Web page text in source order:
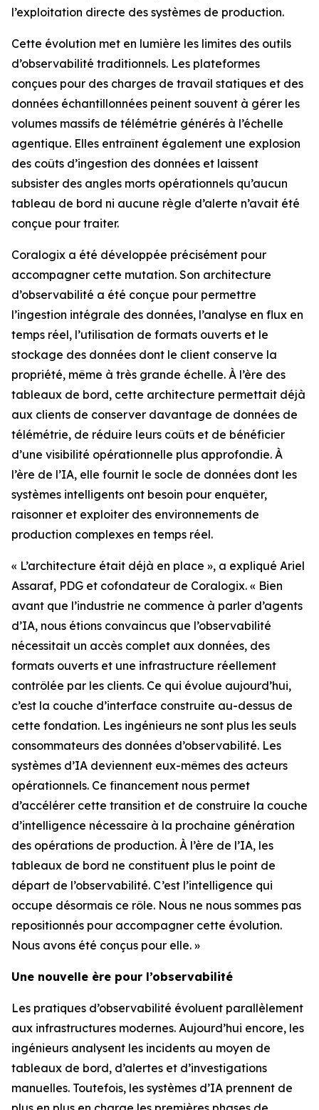
l’exploitation directe des systèmes de production.
Cette évolution met en lumière les limites des outils
d’observabilité traditionnels. Les plateformes
conçues pour des charges de travail statiques et des
données échantillonnées peinent souvent à gérer les
volumes massifs de télémétrie générés à l’échelle
agentique. Elles entraînent également une explosion
des coûts d’ingestion des données et laissent
subsister des angles morts opérationnels qu’aucun
tableau de bord ni aucune règle d’alerte n’avait été
conçue pour traiter.
Coralogix a été développée précisément pour
accompagner cette mutation. Son architecture
d’observabilité a été conçue pour permettre
l’ingestion intégrale des données, l’analyse en flux en
temps réel, l’utilisation de formats ouverts et le
stockage des données dont le client conserve la
propriété, même à très grande échelle. À l’ère des
tableaux de bord, cette architecture permettait déjà
aux clients de conserver davantage de données de
télémétrie, de réduire leurs coûts et de bénéficier
d’une visibilité opérationnelle plus approfondie. À
l’ère de l’IA, elle fournit le socle de données dont les
systèmes intelligents ont besoin pour enquêter,
raisonner et exploiter des environnements de
production complexes en temps réel.
« L’architecture était déjà en place », a expliqué Ariel
Assaraf, PDG et cofondateur de Coralogix. « Bien
avant que l’industrie ne commence à parler d’agents
d’IA, nous étions convaincus que l’observabilité
nécessitait un accès complet aux données, des
formats ouverts et une infrastructure réellement
contrôlée par les clients. Ce qui évolue aujourd’hui,
c’est la couche d’interface construite au-dessus de
cette fondation. Les ingénieurs ne sont plus les seuls
consommateurs des données d’observabilité. Les
systèmes d’IA deviennent eux-mêmes des acteurs
opérationnels. Ce financement nous permet
d’accélérer cette transition et de construire la couche
d’intelligence nécessaire à la prochaine génération
des opérations de production. À l’ère de l’IA, les
tableaux de bord ne constituent plus le point de
départ de l’observabilité. C’est l’intelligence qui
occupe désormais ce rôle. Nous ne nous sommes pas
repositionnés pour accompagner cette évolution.
Nous avons été conçus pour elle. »
Une nouvelle ère pour l’observabilité
Les pratiques d’observabilité évoluent parallèlement
aux infrastructures modernes. Aujourd’hui encore, les
ingénieurs analysent les incidents au moyen de
tableaux de bord, d’alertes et d’investigations
manuelles. Toutefois, les systèmes d’IA prennent de